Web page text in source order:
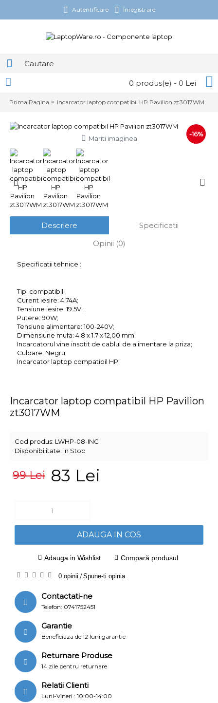
Autentificare Înregistrare
0 produs(e) - 0 Lei
Prima Pagina Incarcator laptop compatibil HP Pavilion zt3017WM
-16%
Mariti imaginea
Descriere
Specificatii
Opinii (0)
Specificatii tehnice :
Tip: compatibil;
Curent iesire: 4.74A;
Tensiune iesire: 19.5V;
Putere: 90W;
Tensiune alimentare: 100-240V;
Dimensiune mufa: 4.8 x 1.7 x 12,00 mm;
Incarcatorul vine insotit de cablul de alimentare la priza;
Culoare: Negru;
Incarcator laptop compatibil HP;
Incarcator laptop compatibil HP Pavilion
zt3017WM
Cod produs: LWHP-08-INC
Disponibilitate: In Stoc
99 Lei 83 Lei
ADAUGA IN COS
Adauga in Wishlist Compară produsul
0 opinii /Spune-ti opinia
Contactati-ne
Telefon: 0741752451
Garantie
Beneficiaza de 12 luni garantie
Returnare Produse
14 zile pentru returnare
Relatii Clienti
Luni-Vineri : 10:00-14:00